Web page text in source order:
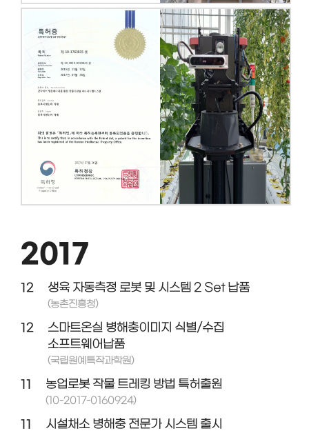
2017
12 생육 자동측정 로봇 및 시스템 2 Set 납품
(농촌진흥청)
12
스마트온실 병해충이미지 식별/수집
소프트웨어납품
(국립원예특작과학원)
11 농업로봇 작물 트레킹 방법 특허출원
(10-2017-0160924)
11
시설채소 병해충 전문가 시스템 출시